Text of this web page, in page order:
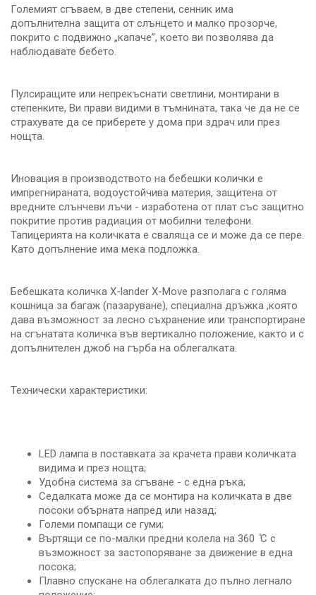
Големият сгъваем, в две степени, сенник има
допълнителна защита от слънцето и малко прозорче,
покрито с подвижно „капаче”, което ви позволява да
наблюдавате бебето.
Пулсиращите или непрекъснати светлини, монтирани в
степенките, Ви прави видими в тъмнината, така че да не се
страхувате да се приберете у дома при здрач или през
нощта.
Иновация в производството на бебешки колички е
импрегнираната, водоустойчива материя, защитена от
вредните слънчеви лъчи - изработена от плат със защитно
покритие против радиация от мобилни телефони.
Тапицерията на количката е сваляща се и може да се пере.
Като допълнение има мека подложка.
Бебешката количка X-lander X-Move разполага с голяма
кошница за багаж (пазаруване), специална дръжка ,която
дава възможност за лесно съхранение или транспортиране
на сгънатата количка във вертикално положение, както и с
допълнителен джоб на гърба на облегалката.
Технически характеристики:
LED лампа в поставката за крачета прави количката
видима и през нощта;
Удобна система за сгъване - с една ръка;
Седалката може да се монтира на количката в две
посоки обърната напред или назад;
Големи помпащи се гуми;
Въртящи се по-малки предни колела на 360 ̊С с
възможност за застопоряване за движение в една
посока;
Плавно спускане на облегалката до пълно легнало